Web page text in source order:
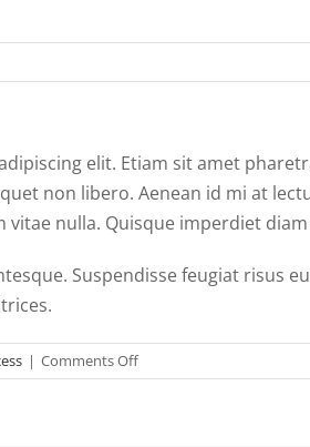
elit. Etiam sit amet
non libero. Aenean id mi at
vitae nulla. Quisque imperdiet
Suspendisse feugiat risus
| Comments Offon
Etiam